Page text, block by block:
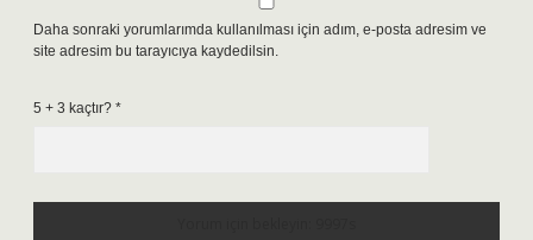
Daha sonraki yorumlarımda kullanılması için adım, e-posta adresim ve
site adresim bu tarayıcıya kaydedilsin.
5 + 3 kaçtır? *